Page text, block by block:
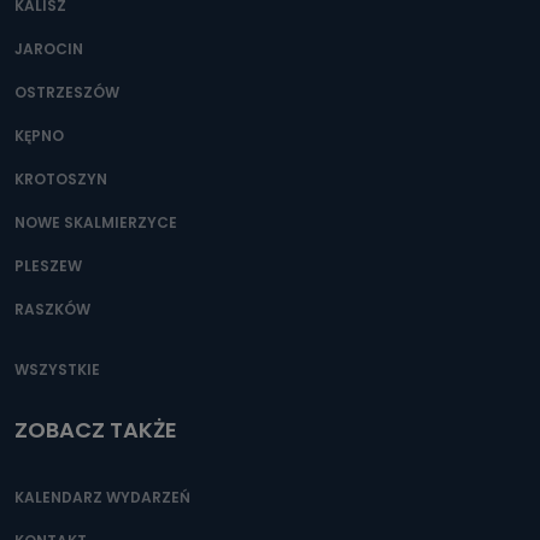
Można to zrobić pod numerem telefonu 62 735-51-05 lub
KALISZ
JAROCIN
OSTRZESZÓW
KĘPNO
KROTOSZYN
NOWE SKALMIERZYCE
PLESZEW
RASZKÓW
WSZYSTKIE
ZOBACZ TAKŻE
KALENDARZ WYDARZEŃ